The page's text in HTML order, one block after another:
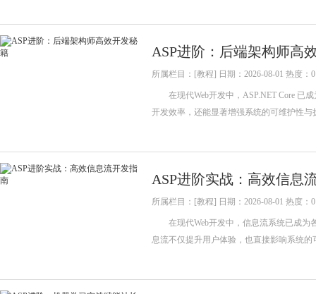
ASP进阶：后端架构师高
所属栏目：[教程] 日期：2026-08-01 热度：0
在现代Web开发中，ASP.NET Core 已
开发效率，还能显著增强系统的可维护性
ASP进阶实战：高效信息
所属栏目：[教程] 日期：2026-08-01 热度：0
在现代Web开发中，信息流系统已成为
息流不仅提升用户体验，也直接影响系统的